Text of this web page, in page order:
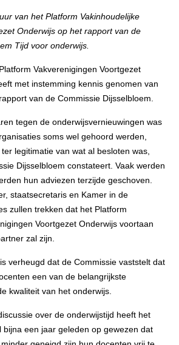
van het Platform Vakinhoudelijke
Onderwijs op het rapport van de
Tijd voor onderwijs.
Vakverenigingen Voortgezet
met instemming kennis genomen van
van de Commissie Dijsselbloem.
tegen de onderwijsvernieuwingen was
soms wel gehoord werden,
legitimatie van wat al besloten was,
Dijsselbloem constateert. Vaak werden
hun adviezen terzijde geschoven.
staatsecretaris en Kamer in de
zullen trekken dat het Platform
Voortgezet Onderwijs voortaan
zal zijn.
verheugd dat de Commissie vaststelt dat
een van de belangrijkste
kwaliteit van het onderwijs.
over de onderwijstijd heeft het
bijna een jaar geleden op gewezen dat